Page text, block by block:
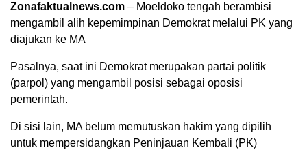
Zonafaktualnews.com – Moeldoko tengah berambisi
mengambil alih kepemimpinan Demokrat melalui PK yang
diajukan ke MA
Pasalnya, saat ini Demokrat merupakan partai politik
(parpol) yang mengambil posisi sebagai oposisi
pemerintah.
Di sisi lain, MA belum memutuskan hakim yang dipilih
untuk mempersidangkan Peninjauan Kembali (PK)